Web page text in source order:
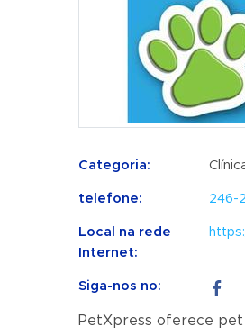
Categoria:
telefone: 246-
Local na rede
Internet:
Siga-nos no:
PetXpress oferece